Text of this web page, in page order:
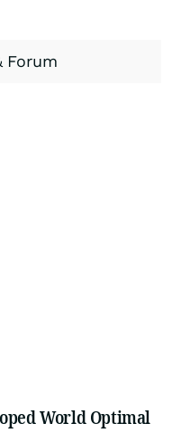
Forum
World Optimal